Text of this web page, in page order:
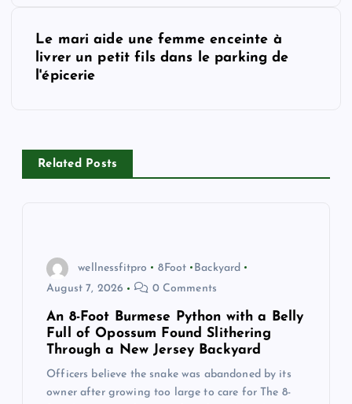
v
Le mari aide une femme enceinte à
livrer un petit fils dans le parking de
l'épicerie
Related Posts
wellnessfitpro 8Foot
Backyard
August 7, 2026
0 Comments
An 8-Foot Burmese Python with a Belly
Full of Opossum Found Slithering
Through a New Jersey Backyard
Officers believe the snake was abandoned by its
owner after growing too large to care for The 8-